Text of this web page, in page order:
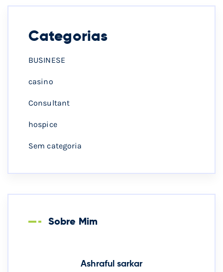
Categorias
BUSINESE
casino
Consultant
hospice
Sem categoria
Sobre Mim
Ashraful sarkar